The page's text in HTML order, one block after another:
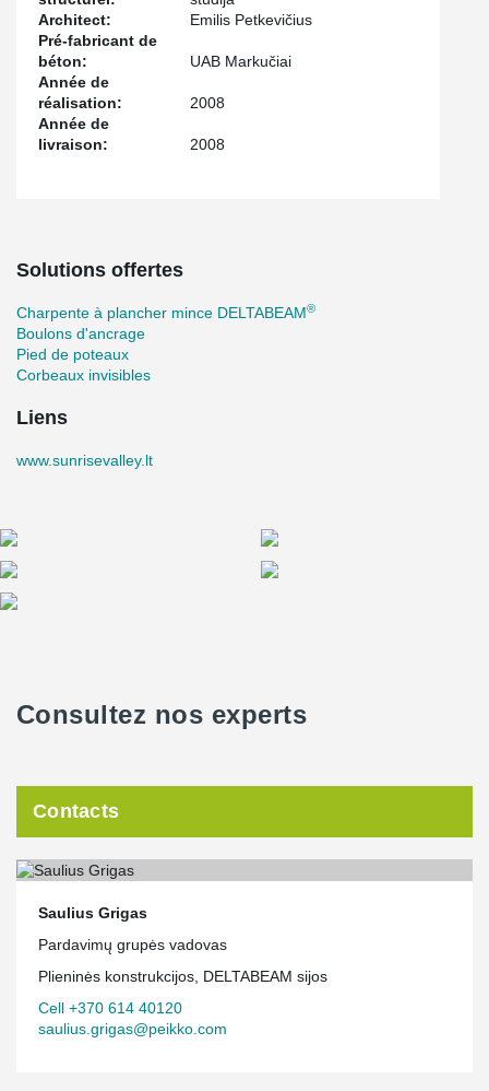
Architect:
Emilis Petkevičius
Pré-fabricant de
béton:
UAB Markučiai
Année de
réalisation:
2008
Année de
livraison:
2008
Solutions offertes
Charpente à plancher mince DELTABEAM®
Boulons d'ancrage
Pied de poteaux
Corbeaux invisibles
Liens
www.sunrisevalley.lt
Consultez nos experts
Contacts
Saulius Grigas
Pardavimų grupės vadovas
Plieninės konstrukcijos, DELTABEAM sijos
Cell +370 614 40120
saulius.grigas@peikko.com